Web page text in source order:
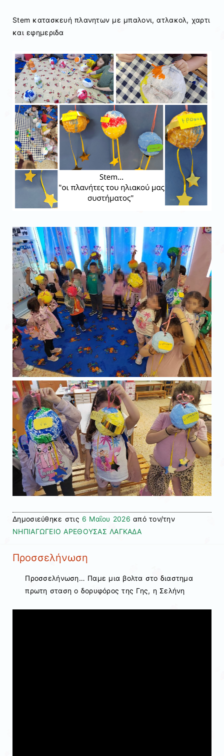
Stem κατασκευή πλανητων με μπαλονι, ατλακολ, χαρτι
και εφημεριδα
Δημοσιεύθηκε στις 6 Μαΐου 2026 από τον/την
ΝΗΠΙΑΓΩΓΕΙΟ ΑΡΕΘΟΥΣΑΣ ΛΑΓΚΑΔΑ
Προσσελήνωση
Προσσελήνωση… Παμε μια βολτα στο διαστημα
πρωτη σταση ο δορυφόρος της Γης, η Σελήνη